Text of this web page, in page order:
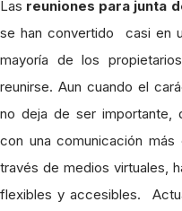
Las reuniones para junta
se han convertido casi en
mayoría de los
reunirse. Aun cuando el
no deja de ser importante,
con una comunicación
través de medios virtuales,
flexibles y accesibles.